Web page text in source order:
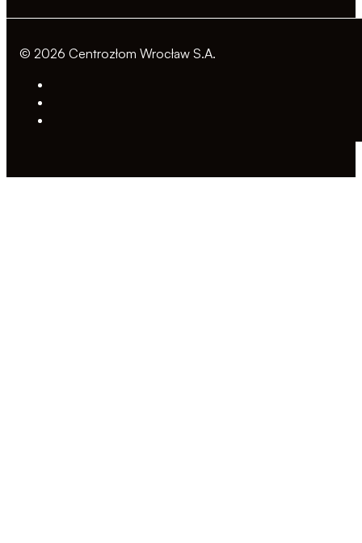
© 2026 Centrozłom Wrocław S.A.